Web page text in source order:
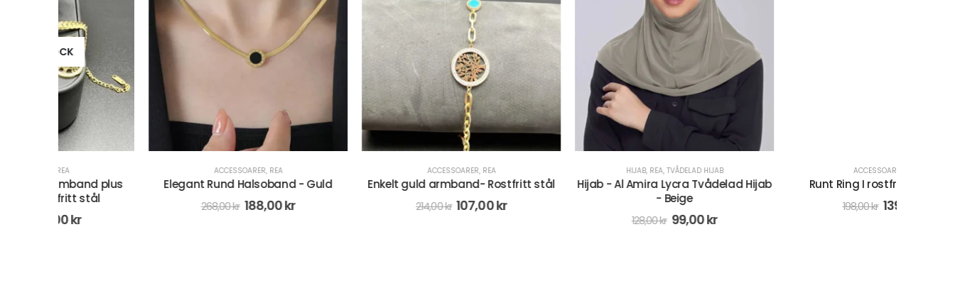
Elegant Rund Halsoband - Guld
kr
Enkelt guld armband- Rostfritt stål
kr
TVÅDELAD HIJAB
Hijab - Al Amira Lycra Tvådelad Hijab
Runt Ring I rostfritt stål- Guld
kr